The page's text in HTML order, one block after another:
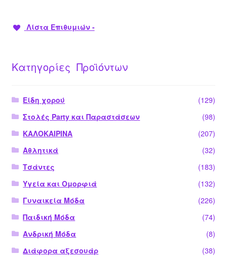
Λίστα Επιθυμιών -
Κατηγορίες Προϊόντων
Είδη χορού
(129)
Στολές Party και Παραστάσεων
(98)
ΚΑΛΟΚΑΙΡΙΝΑ
(207)
Αθλητικά
(32)
Τσάντες
(183)
Υγεία και Ομορφιά
(132)
Γυναικεία Μόδα
(226)
Παιδική Μόδα
(74)
Ανδρική Μόδα
(8)
Διάφορα αξεσουάρ
(38)